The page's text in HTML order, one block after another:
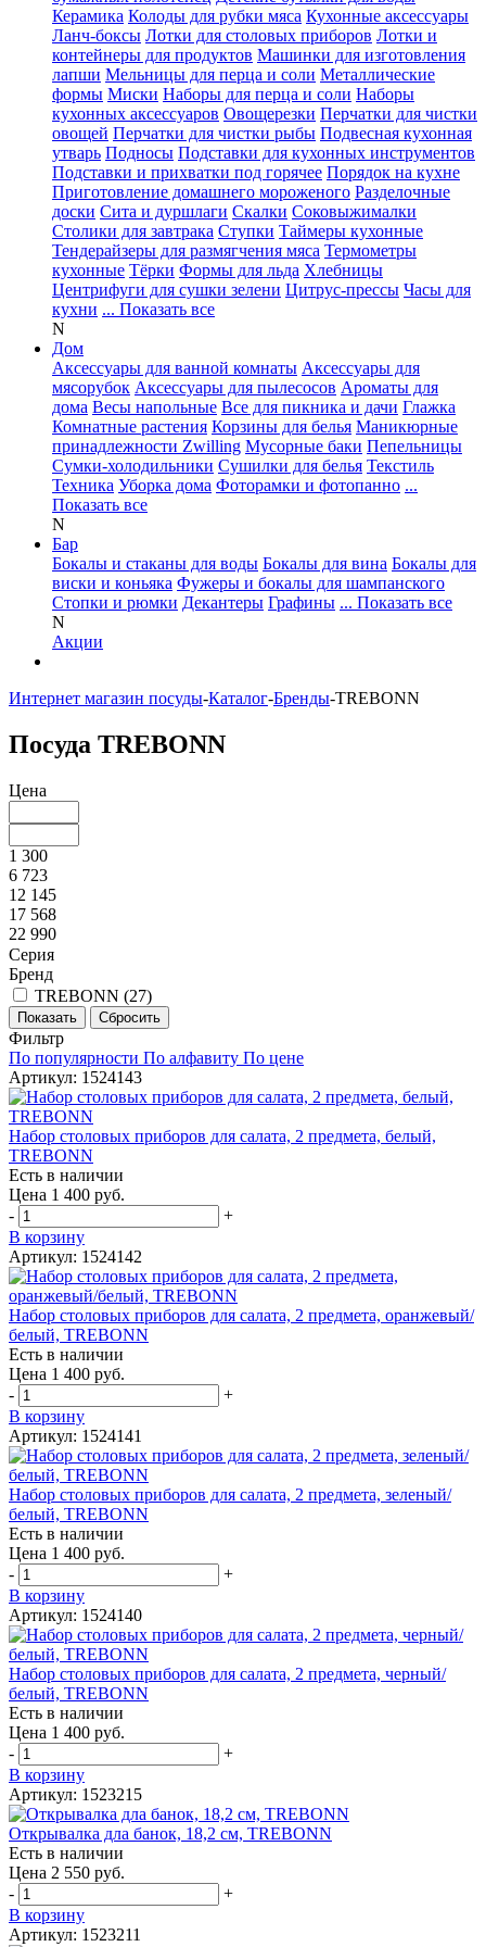
Керамика Колоды для рубки мяса Кухонные аксессуары
Ланч-боксы Лотки для столовых приборов Лотки и
контейнеры для продуктов Машинки для изготовления
лапши Мельницы для перца и соли Металлические
формы Миски Наборы для перца и соли Наборы
кухонных аксессуаров Овощерезки Перчатки для чистки
овощей Перчатки для чистки рыбы Подвесная кухонная
утварь Подносы Подставки для кухонных инструментов
Подставки и прихватки под горячее Порядок на кухне
Приготовление домашнего мороженого Разделочные
доски Сита и дуршлаги Скалки Соковыжималки
Столики для завтрака Ступки Таймеры кухонные
Тендерайзеры для размягчения мяса Термометры
кухонные Тёрки Формы для льда Хлебницы
Центрифуги для сушки зелени Цитрус-прессы Часы для
кухни ... Показать все
N
Дом
Аксессуары для ванной комнаты Аксессуары для
мясорубок Аксессуары для пылесосов Ароматы для
дома Весы напольные Все для пикника и дачи Глажка
Комнатные растения Корзины для белья Маникюрные
принадлежности Zwilling Мусорные баки Пепельницы
Сумки-холодильники Сушилки для белья Текстиль
Техника Уборка дома Фоторамки и фотопанно ...
Показать все
N
Бар
Бокалы и стаканы для воды Бокалы для вина Бокалы для
виски и коньяка Фужеры и бокалы для шампанского
Стопки и рюмки Декантеры Графины ... Показать все
N
Акции
Интернет магазин посуды-Каталог-Бренды-TREBONN
Посуда TREBONN
Цена
1 300
6 723
12 145
17 568
22 990
Серия
Бренд
TREBONN (27)
Фильтр
По популярности По алфавиту По цене
Артикул: 1524143
Набор столовых приборов для салата, 2 предмета, белый,
TREBONN
Есть в наличии
Цена 1 400 руб.
-
+
В корзину
Артикул: 1524142
Набор столовых приборов для салата, 2 предмета, оранжевый/
белый, TREBONN
Есть в наличии
Цена 1 400 руб.
-
+
В корзину
Артикул: 1524141
Набор столовых приборов для салата, 2 предмета, зеленый/
белый, TREBONN
Есть в наличии
Цена 1 400 руб.
-
+
В корзину
Артикул: 1524140
Набор столовых приборов для салата, 2 предмета, черный/
белый, TREBONN
Есть в наличии
Цена 1 400 руб.
-
+
В корзину
Артикул: 1523215
Открывалка дла банок, 18,2 см, TREBONN
Есть в наличии
Цена 2 550 руб.
-
+
В корзину
Артикул: 1523211